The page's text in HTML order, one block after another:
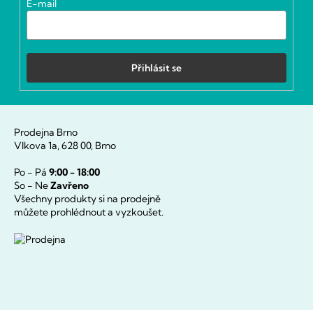
E-mail
Přihlásit se
Prodejna Brno
Vlkova 1a, 628 00, Brno
Po - Pá 9:00 - 18:00
So - NeZavřeno
Všechny produkty si na prodejně
můžete prohlédnout a vyzkoušet.